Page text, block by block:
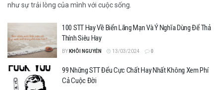
như sự trải lòng của mình với cuộc sống.
100 STT Hay Về Biển Lãng Mạn Và Ý Nghĩa Dùng Để Thả
Thính Siêu Hay
BY KHÔI NGUYỄN 13/03/2024 0
99 Những STT Đểu Cực Chất Hay Nhất Không Xem Phí
Cả Cuộc Đời